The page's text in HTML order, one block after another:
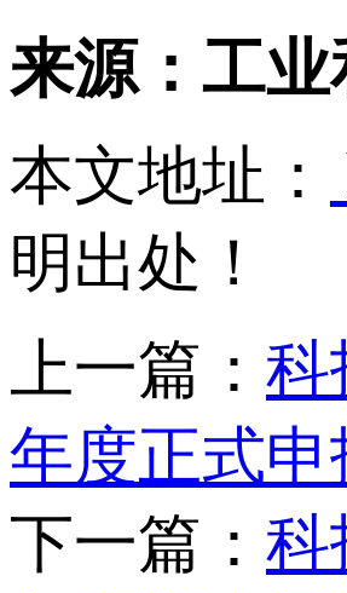
来源：工
本文地址：
明出处！
上一篇： 科
年度正式
下一篇： 科